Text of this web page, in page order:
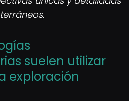
suelen utilizar
exploración